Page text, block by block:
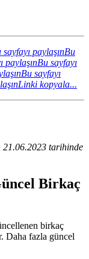
paylaşınBu
paylaşınBu sayfayı
Bu sayfayı
Linki kopyala...
21.06.2023 tarihinde
Birkaç
birkaç
Daha fazla güncel